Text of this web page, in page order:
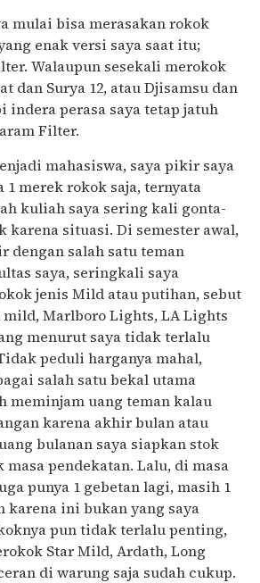
mulai bisa merasakan rokok
enak versi saya saat itu;
Walaupun sesekali merokok
dan Surya 12, atau Djisamsu dan
indera perasa saya tetap jatuh
Filter.
mahasiswa, saya pikir saya
1 merek rokok saja, ternyata
kuliah saya sering kali gonta-
karena situasi. Di semester awal,
dengan salah satu teman
saya, seringkali saya
jenis Mild atau putihan, sebut
mild, Marlboro Lights, LA Lights
menurut saya tidak terlalu
peduli harganya mahal,
salah satu bekal utama
meminjam uang teman kalau
karena akhir bulan atau
bulanan saya siapkan stok
pendekatan. Lalu, di masa
punya 1 gebetan lagi, masih 1
karena ini bukan yang saya
pun tidak terlalu penting,
Star Mild, Ardath, Long
di warung saja sudah cukup.